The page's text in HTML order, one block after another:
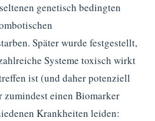
genetisch bedingten
Später wurde festgestellt,
Systeme toxisch wirkt
ist (und daher potenziell
einen Biomarker
Krankheiten leiden: